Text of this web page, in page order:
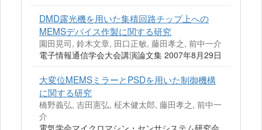
DMD露光機を用いた集積回路チップ上への
MEMSデバイス作製に関する研究
園田晃司, 鈴木文章, 田口正敏, 藤田孝之, 前中一介
電子情報通信学会大会講演論文集 2007年8月29日
大変位MEMSミラーとPSDを用いた制御機構
に関する研究
橋野義弘, 吉田憲弘, 柾木健太郎, 藤田孝之, 前中一
介
電気学会マイクロマシン・センサシステム研究会